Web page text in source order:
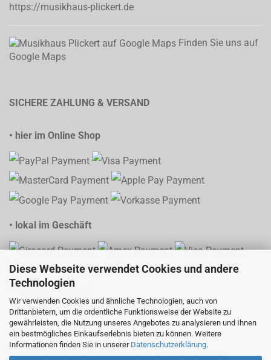
Diese Webseite verwendet Cookies und andere
Technologien
Wir verwenden Cookies und ähnliche Technologien, auch von
Drittanbietern, um die ordentliche Funktionsweise der Website zu
gewährleisten, die Nutzung unseres Angebotes zu analysieren und Ihnen
ein bestmögliches Einkaufserlebnis bieten zu können. Weitere
Informationen finden Sie in unserer Datenschutzerklärung.
https://musikhaus-plickert.de
Finden Sie uns auf
Google Maps
SICHERE ZAHLUNG & VERSAND
• hier im Online Shop
• lokal im Geschäft
• Versand mit Sendungsverfolgung